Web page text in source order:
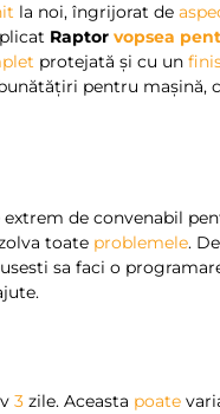
la noi, îngrijorat de
Raptorvopsea
protejată și cu un
pentru mașină,
extrem de convenabil
toate problemele.
sa faci o
3 zile. Aceasta poate